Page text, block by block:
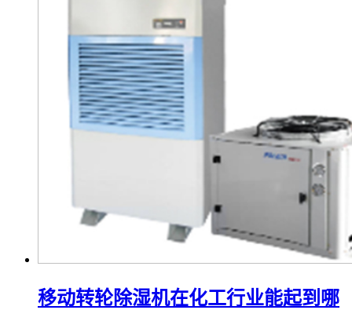
移动转轮除湿机在化工行业能起到哪